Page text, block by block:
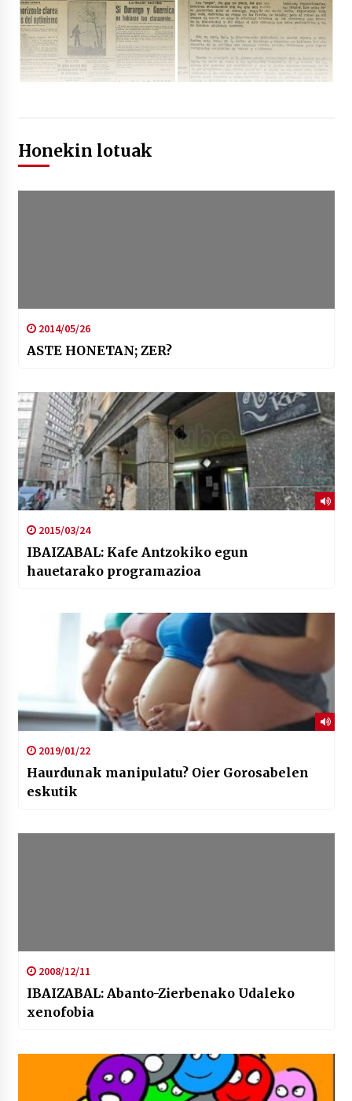
Honekin lotuak
2014/05/26
ASTE HONETAN; ZER?
2015/03/24
IBAIZABAL: Kafe Antzokiko egun
hauetarako programazioa
2019/01/22
Haurdunak manipulatu? Oier Gorosabelen
eskutik
2008/12/11
IBAIZABAL: Abanto-Zierbenako Udaleko
xenofobia